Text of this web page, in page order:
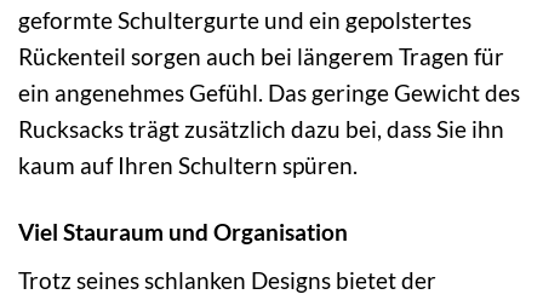
geformte Schultergurte und ein gepolstertes
Rückenteil sorgen auch bei längerem Tragen für
ein angenehmes Gefühl. Das geringe Gewicht des
Rucksacks trägt zusätzlich dazu bei, dass Sie ihn
kaum auf Ihren Schultern spüren.
Viel Stauraum und Organisation
Trotz seines schlanken Designs bietet der